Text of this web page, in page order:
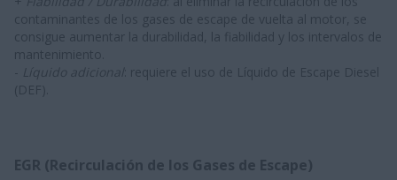
contaminantes de los gases de escape de vuelta al motor, se
consigue aumentar la durabilidad, la fiabilidad y los intervalos de
mantenimiento.
- Líquido adicional : requiere el uso de Líquido de Escape Diesel
(DEF).
EGR (Recirculación de los Gases de Escape)